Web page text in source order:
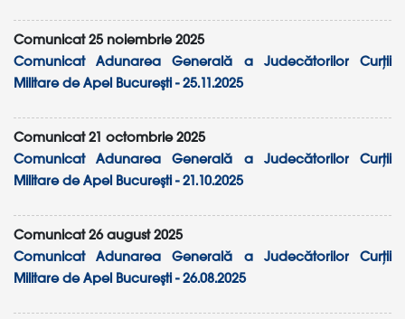
Comunicat 25 noiembrie 2025
Comunicat Adunarea Generală a Judecătorilor Curții
Militare de Apel Bucureşti - 25.11.2025
Comunicat 21 octombrie 2025
Comunicat Adunarea Generală a Judecătorilor Curții
Militare de Apel Bucureşti - 21.10.2025
Comunicat 26 august 2025
Comunicat Adunarea Generală a Judecătorilor Curții
Militare de Apel Bucureşti - 26.08.2025